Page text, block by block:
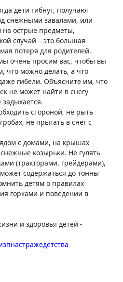
дети гибнут, получают
снежными завалами, или
на острые предметы,
случай – это большая
потеря для родителей.
очень просим вас, чтобы вы
что можно делать, а что
гибели. Объясните им, что
не может найти в снегу
стороной, не рыть
не прыгать в снег с
с домами, на крышах
козырьки. Не гулять
(тракторами, грейдерами),
содержаться до тонны
детям о правилах
горками и поведении в
и здоровья детей -